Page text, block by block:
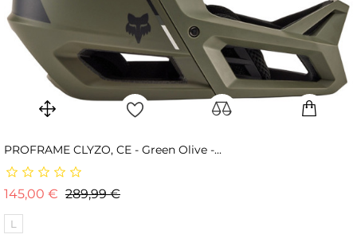
PROFRAME CLYZO, CE - Green Olive -...
145,00 € Prix de base
289,99 €Prix
L